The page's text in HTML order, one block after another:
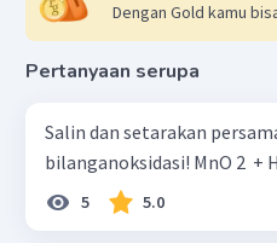
Dengan Gold kamu
Pertanyaan serupa
Salin dan setarakan
5 5.0